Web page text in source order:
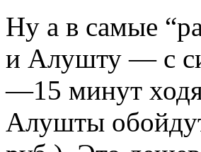
Ну а в самые
и Алушту — с
—15 минут
Алушты